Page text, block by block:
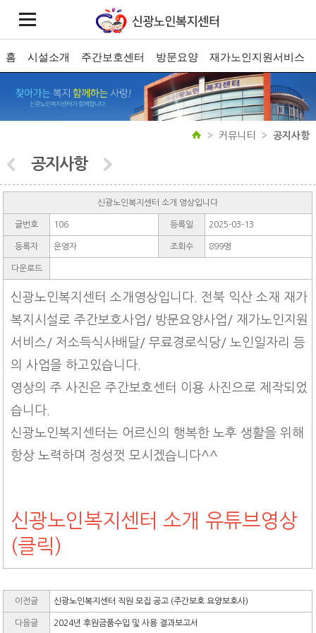
홈 시설소개 주간보호센터 방문요양 재가노인지원서비스
커뮤니티 공지사항
공지사항
신광노인복지센터 소개 영상입니다
글번호 106 등록일 2025-03-13
등록자 운영자 조회수 899명
다운로드
신광노인복지센터 소개영상입니다. 전북 익산 소재 재가
복지시설로 주간보호사업/ 방문요양사업/ 재가노인지원
서비스/ 저소득식사배달/ 무료경로식당/ 노인일자리 등
의 사업을 하고있습니다.
영상의 주 사진은 주간보호센터 이용 사진으로 제작되었
습니다.
신광노인복지센터는 어르신의 행복한 노후 생활을 위해
항상 노력하며 정성껏 모시겠습니다^^
신광노인복지센터 소개 유튜브영상
(클릭)
이전글 신광노인복지센터 직원 모집 공고 (주간보호 요양보호사)
다음글 2024년 후원금품수입 및 사용 결과보고서